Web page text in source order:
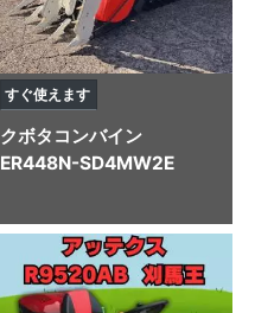
すぐ使えます
クボタ コンバイン
ER448N-SD4MW2E